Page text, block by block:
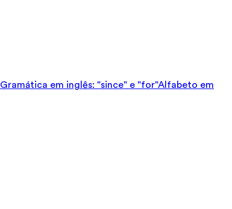
Gramática em inglês: "since" e "for"Alfabeto em